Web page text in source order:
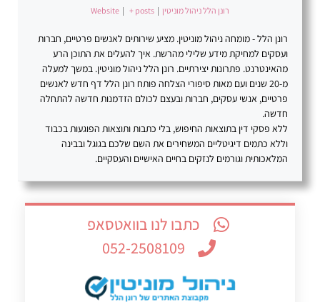
רונן הלל ניהול מוניטין |
Website | + posts
רונן הלל - מומחה ניהול מוניטין. מציע שירותים לאנשים פרטיים, חברות
ועסקים למחיקת מידע שלילי מהרשת. איך להעלים את התוכן הרע
מהאינטרנט. פתרונות יצירתיים. רונן הלל ניהול מוניטין. במשך למעלה
מ-20 שנים ועם מאות סיפורי הצלחה פותח רונן הלל דף חדש לאנשים
פרטיים, אנשי עסקים, חברות ובעצם לכולם הזדמנות חדשה להתחלה
חדשה.
ללא פסקי דין בתוצאות החיפוש, בלי כתבות ותוצאות הפוגעות בכבוד
וללא כתמים דיגיטליים המשחירים את השם שלכם בגוגל ובבינה
המלאכותית וגורמים לנזקים בחיים האישיים והעסקיים.
כתבו לנו בוואטסאפ
052-2508109